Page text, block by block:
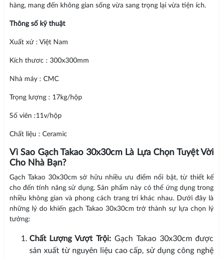
hàng, mang đến không gian sống vừa sang trọng lại vừa tiện ích.
Thông số kỹ thuật
Xuất xứ : Việt Nam
Kích thươc : 300x300mm
Nhà máy : CMC
Trọng lượng : 17kg/hộp
Số viên :11v/hộp
Chất liệu : Ceramic
Vì Sao Gạch Takao 30x30cm Là Lựa Chọn Tuyệt Vời
Cho Nhà Bạn?
Gạch Takao 30x30cm sở hữu nhiều ưu điểm nổi bật, từ thiết kế
cho đến tính năng sử dụng. Sản phẩm này có thể ứng dụng trong
nhiều không gian và phong cách trang trí khác nhau. Dưới đây là
những lý do khiến gạch Takao 30x30cm trở thành sự lựa chọn lý
tưởng:
Chất Lượng Vượt Trội: Gạch Takao 30x30cm được
sản xuất từ nguyên liệu cao cấp, sử dụng công nghệ